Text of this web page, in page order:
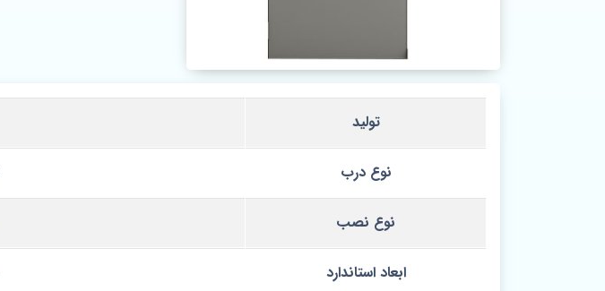
تولید
نوع درب
نوع نصب
ابعاد استاندارد